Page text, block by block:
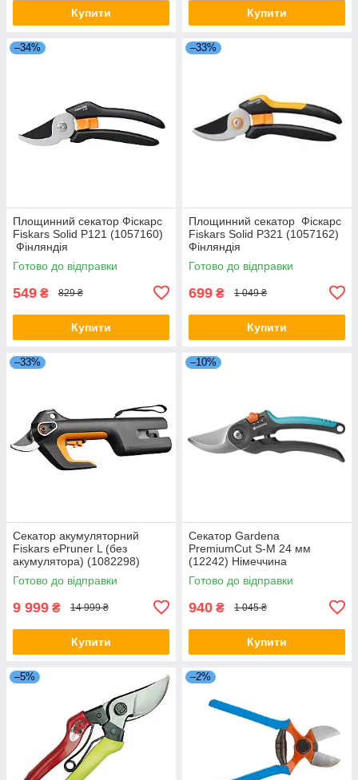
Купити Купити
–34%
Площинний секатор Фіскарс
Fiskars Solid P121 (1057160)
Фінляндія
Готово до відправки
549 ₴ 829 ₴
Купити
–33%
Площинний секатор Фіскарс
Fiskars Solid P321 (1057162)
Фінляндія
Готово до відправки
699 ₴ 1 049 ₴
Купити
–33%
Секатор акумуляторний
Fiskars ePruner L (без
акумулятора) (1082298)
Фінляндія
Готово до відправки
9 999 ₴ 14 999 ₴
Купити
–10%
Секатор Gardena
PremiumCut S-M 24 мм
(12242) Німеччина
Готово до відправки
940 ₴ 1 045 ₴
Купити
–5% –2%